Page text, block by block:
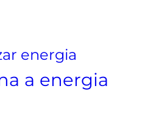
energia
a energia